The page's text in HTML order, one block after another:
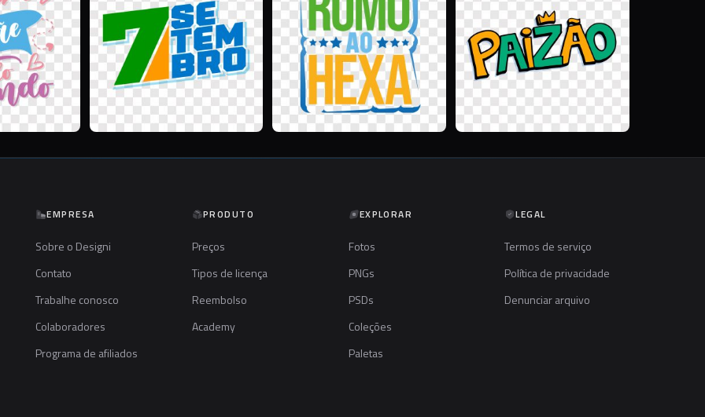
EMPRESA
Sobre o Designi
Contato
Trabalhe conosco
Colaboradores
Programa de afiliados
PRODUTO
Preços
Tipos de licença
Reembolso
Academy
EXPLORAR
Fotos
PNGs
PSDs
Coleções
Paletas
LEGAL
Termos de serviço
Política de privacidade
Denunciar arquivo